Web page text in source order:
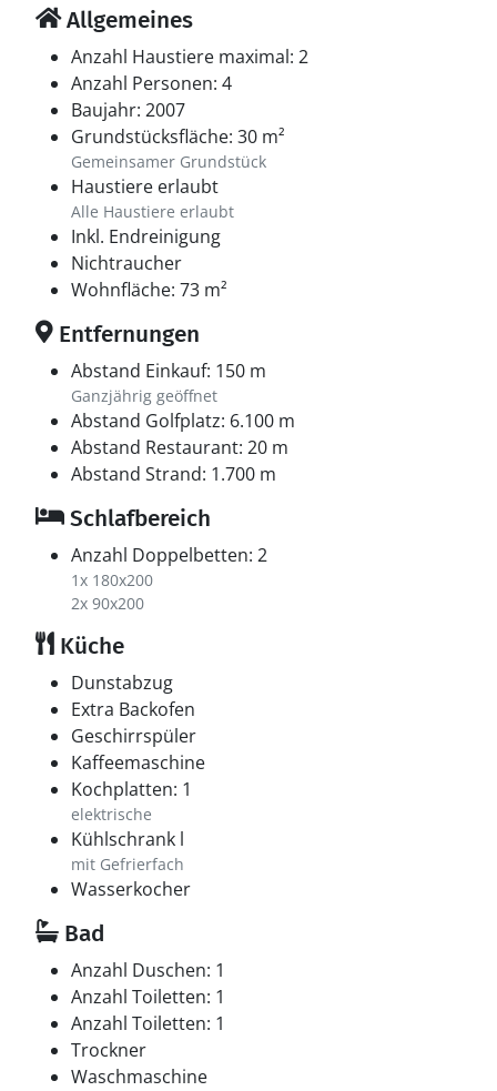
Allgemeines
Anzahl Haustiere maximal: 2
Anzahl Personen: 4
Baujahr: 2007
Grundstücksfläche: 30 m²
Gemeinsamer Grundstück
Haustiere erlaubt
Alle Haustiere erlaubt
Inkl. Endreinigung
Nichtraucher
Wohnfläche: 73 m²
Entfernungen
Abstand Einkauf: 150 m
Ganzjährig geöffnet
Abstand Golfplatz: 6.100 m
Abstand Restaurant: 20 m
Abstand Strand: 1.700 m
Schlafbereich
Anzahl Doppelbetten: 2
1x 180x200
2x 90x200
Küche
Dunstabzug
Extra Backofen
Geschirrspüler
Kaffeemaschine
Kochplatten: 1
elektrische
Kühlschrank l
mit Gefrierfach
Wasserkocher
Bad
Anzahl Duschen: 1
Anzahl Toiletten: 1
Anzahl Toiletten: 1
Trockner
Waschmaschine